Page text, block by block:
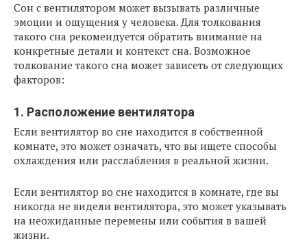
Сон с вентилятором может вызывать различные
эмоции и ощущения у человека. Для толкования
такого сна рекомендуется обратить внимание на
конкретные детали и контекст сна. Возможное
толкование такого сна может зависеть от следующих
факторов:
1. Расположение вентилятора
Если вентилятор во сне находится в собственной
комнате, это может означать, что вы ищете способы
охлаждения или расслабления в реальной жизни.
Если вентилятор во сне находится в комнате, где вы
никогда не видели вентилятора, это может указывать
на неожиданные перемены или события в вашей
жизни.